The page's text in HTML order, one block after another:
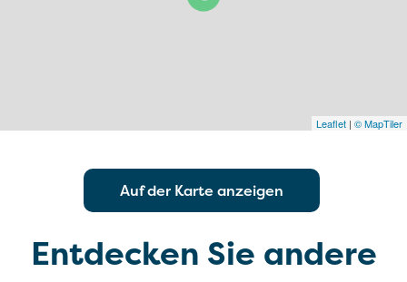
Leaflet | © MapTiler
Auf der Karte anzeigen
Entdecken Sie andere